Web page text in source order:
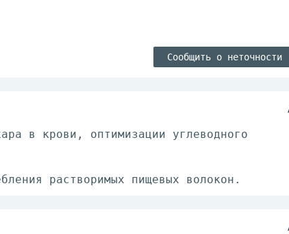
Сообщить о неточности
в крови, оптимизации углеводного
растворимых пищевых волокон.